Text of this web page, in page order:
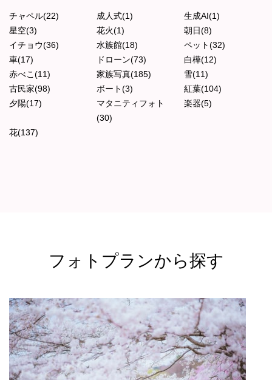
チャペル(22) 成人式(1)
生成AI(1)
星空(3)
花火(1)
朝日(8)
イチョウ(36)
水族館(18)
ペット(32)
車(17)
ドローン(73)
白樺(12)
赤べこ(11)
家族写真(185)
雪(11)
古民家(98)
ボート(3)
紅葉(104)
夕陽(17)
マタニティフォト
(30)
楽器(5)
花(137)
フォトプランから探す